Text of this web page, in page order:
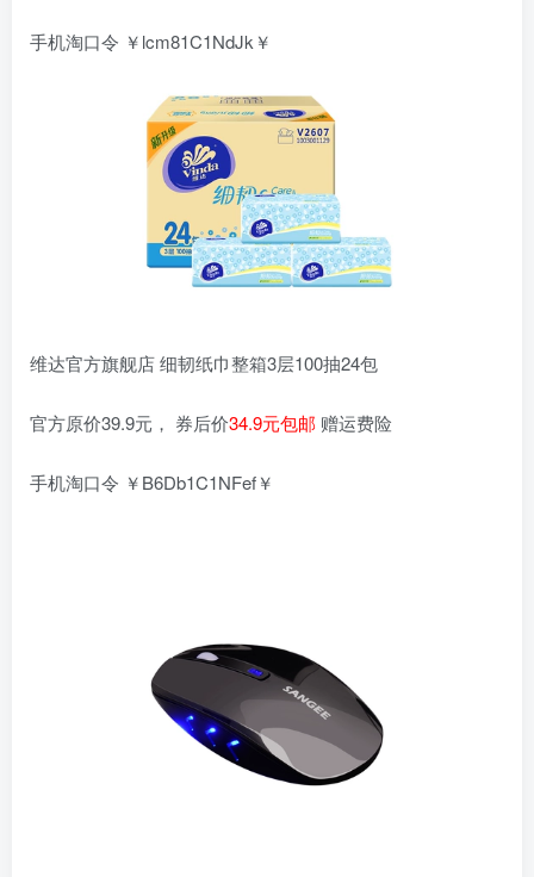
手机淘口令 ￥lcm81C1NdJk￥
维达官方旗舰店 细韧纸巾整箱3层100抽24包
官方原价39.9元， 券后价34.9元包邮 赠运费险
手机淘口令 ￥B6Db1C1NFef￥